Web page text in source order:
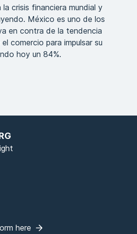
crisis financiera mundial y
México es uno de los
en contra de la tendencia
comercio para impulsar su
hoy un 84%.
here